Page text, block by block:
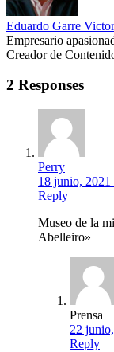
Eduardo Garre
Empresario
Creador de
2 Responses
Perry
18 junio, 2021
Reply
Museo de la
Abelleiro»
Prensa
22
Reply